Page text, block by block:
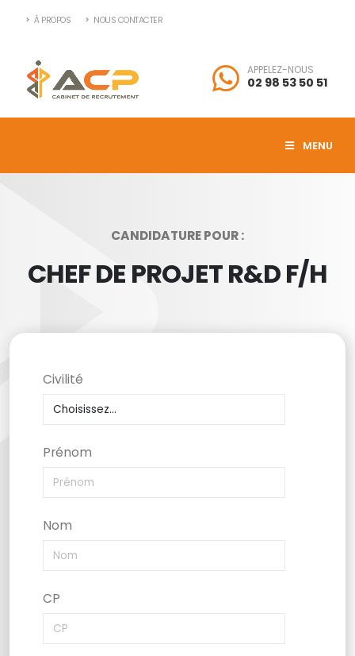
À PROPOS NOUS CONTACTER
APPELEZ-NOUS
02 98 53 50 51
MENU
CANDIDATURE POUR :
CHEF DE PROJET R&D F/H
Civilité
Prénom
Nom
CP